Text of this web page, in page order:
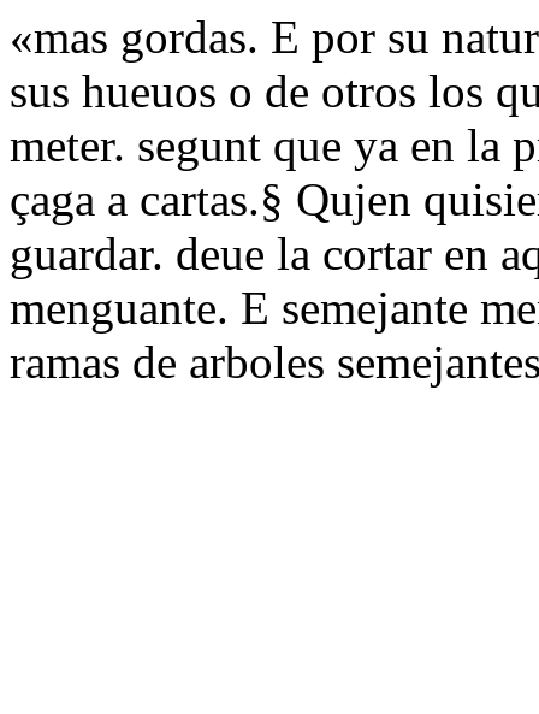
«mas gordas. E por su
sus hueuos o de otros los
meter. segunt que ya en la
çaga a cartas.§ Qujen
guardar. deue la cortar en
menguante. E semejante
ramas de arboles